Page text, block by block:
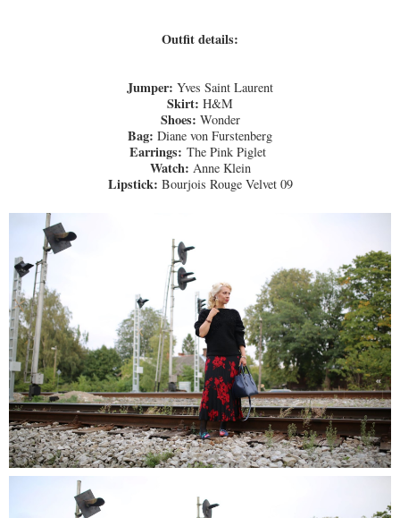
Outfit details:
Jumper: Yves Saint Laurent
Skirt: H&M
Shoes: Wonder
Bag: Diane von Furstenberg
Earrings: The Pink Piglet
Watch: Anne Klein
Lipstick: Bourjois Rouge Velvet 09